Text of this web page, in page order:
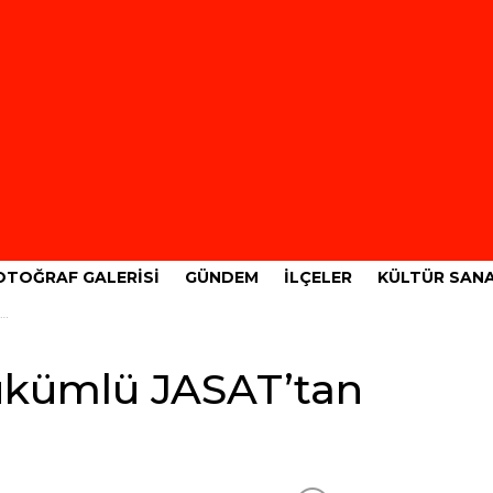
GALERISI GÜNDEM İLÇELER KÜLTÜR
JASAT’tan